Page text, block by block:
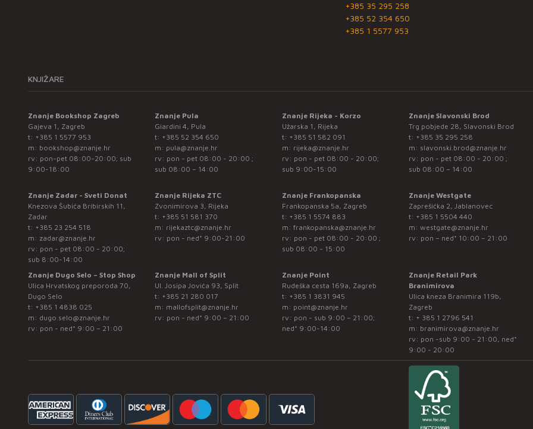
+385 35 295 258
+385 52 354 650
+385 1 5577 953
KNJIŽARE
Znanje Bookshop Zagreb
Gajeva 1, Zagreb
t: +385 1 5577 953
m: bookshop@znanje.hr
rv: pon-pet 08:00-20:00; sub
9:00-18:00
Znanje Pula
Giardini 4, Pula
t: +385 52 354 650
m: pula@znanje.hr
rv: pon - pet 08:00 - 20:00 ;
sub 08:00 – 14:00
Znanje Rijeka - Korzo
Užarska 1, Rijeka
t: +385 51 582 091
m: rijeka@znanje.hr
rv: pon - pet 08:00 - 20:00;
sub 9:00-15:00
Znanje Slavonski Brod
Trg pobjede 28, Slavonski Brod
t: +385 35 295 258
m: slavonski.brod@znanje.hr
rv: pon - pet 08:00 - 20:00 ;
sub 08:00 – 14:00
Znanje Zadar - Sveti Donat
Knezova Šubića Bribirskih 11,
Zadar
t: +385 23 254 518
m: zadar@znanje.hr
rv: pon - pet 08:00 - 20:00;
sub 8:00-14:00
Znanje Rijeka ZTC
Zvonimirova 3, Rijeka
t: +385 51 581 370
m: rijekaztc@znanje.hr
rv: pon - ned* 9:00-21:00
Znanje Frankopanska
Frankopanska 5a, Zagreb
t: +385 1 5574 883
m: frankopanska@znanje.hr
rv: pon - pet 08:00 - 20:00 ;
sub 08:00 - 15:00
Znanje Westgate
Zaprešićka 2, Jablanovec
t: +385 1 5504 440
m: westgate@znanje.hr
rv: pon – ned* 10:00 – 21:00
Znanje Dugo Selo – Stop Shop
Ulica Hrvatskog preporoda 70,
Dugo Selo
t: +385 1 4838 025
m: dugo.selo@znanje.hr
rv: pon - ned* 9:00 – 21:00
Znanje Mall of Split
Ul. Josipa Jovića 93, Split
t: +385 21 280 017
m: mallofsplit@znanje.hr
rv: pon - ned* 9:00 – 21:00
Znanje Point
Rudeška cesta 169a, Zagreb
t: +385 1 3831 945
m: point@znanje.hr
rv: pon - sub 9:00 – 21:00;
ned* 9:00-14:00
Znanje Retail Park
Branimirova
Ulica kneza Branimira 119b,
Zagreb
t: + 385 1 2796 541
m: branimirova@znanje.hr
rv: pon -sub 9:00 - 21:00, ned*
9:00 - 20:00